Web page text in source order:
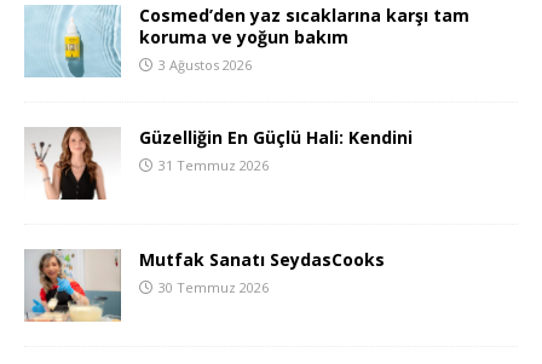
Cosmed’den yaz sıcaklarına karşı tam
koruma ve yoğun bakım
3 Ağustos 2026
Güzelliğin En Güçlü Hali: Kendini
31 Temmuz 2026
Mutfak Sanatı SeydasCooks
30 Temmuz 2026